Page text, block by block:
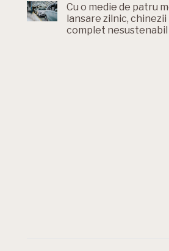
Cu o medie de patru
lansare zilnic,
complet nesustenabil